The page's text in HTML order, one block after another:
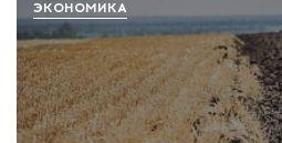
ЭКОНОМИКА